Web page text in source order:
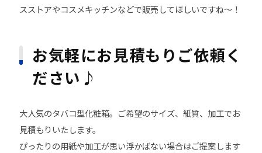
スストアやコスメキッチンなどで販売してほしいですね～！
お気軽にお見積もりご依頼く
ださい♪
大人気のタバコ型化粧箱。ご希望のサイズ、紙質、加工でお
見積もりいたします。
ぴったりの用紙や加工が思い浮かばない場合はご提案します